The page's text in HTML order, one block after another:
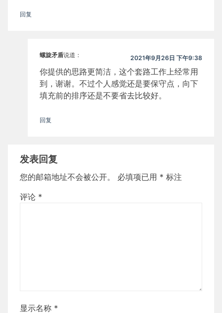
回复
螺旋矛盾说道： 2021年9月26日 下午9:38
你提供的思路更简洁，这个套路工作上经常用
到，谢谢。不过个人感觉还是要保守点，向下
填充前的排序还是不要省去比较好。
回复
发表回复
您的邮箱地址不会被公开。 必填项已用 * 标注
评论 *
显示名称 *